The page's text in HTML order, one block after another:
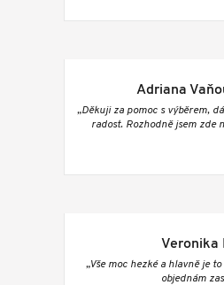
Adriana
„Děkuji za pomoc s výběrem,
radost. Rozhodně jsem zde
Veronika
„Vše moc hezké a hlavně je
objednám